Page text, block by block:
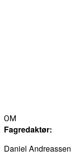
OM
Fagredaktør:
Daniel Andreassen